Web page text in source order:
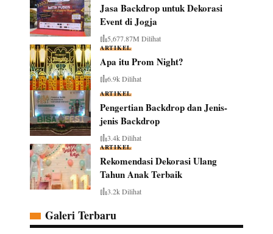
Jasa Backdrop untuk Dekorasi
Event di Jogja
5,677.87M Dilihat
ARTIKEL
Apa itu Prom Night?
6.9k Dilihat
ARTIKEL
Pengertian Backdrop dan Jenis-
jenis Backdrop
3.4k Dilihat
ARTIKEL
Rekomendasi Dekorasi Ulang
Tahun Anak Terbaik
3.2k Dilihat
Galeri Terbaru